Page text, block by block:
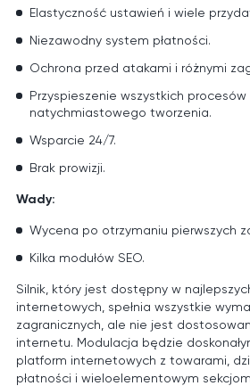
Elastyczność ustawień i wiele
Niezawodny system płatności.
Ochrona przed atakami i różnymi
Przyspieszenie wszystkich procesów
natychmiastowego tworzenia.
Wsparcie 24/7.
Brak prowizji.
Wady:
Wycena po otrzymaniu pierwszych
Kilka modułów SEO.
Silnik, który jest dostępny w
internetowych, spełnia wszystkie
zagranicznych, ale nie jest
internetu. Modulacja będzie
platform internetowych z towarami,
płatności i wieloelementowym